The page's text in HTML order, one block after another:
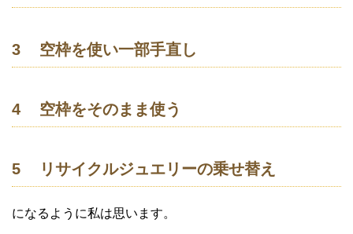
3 空枠を使い一部手直し
4 空枠をそのまま使う
5 リサイクルジュエリーの乗せ替え
になるように私は思います。